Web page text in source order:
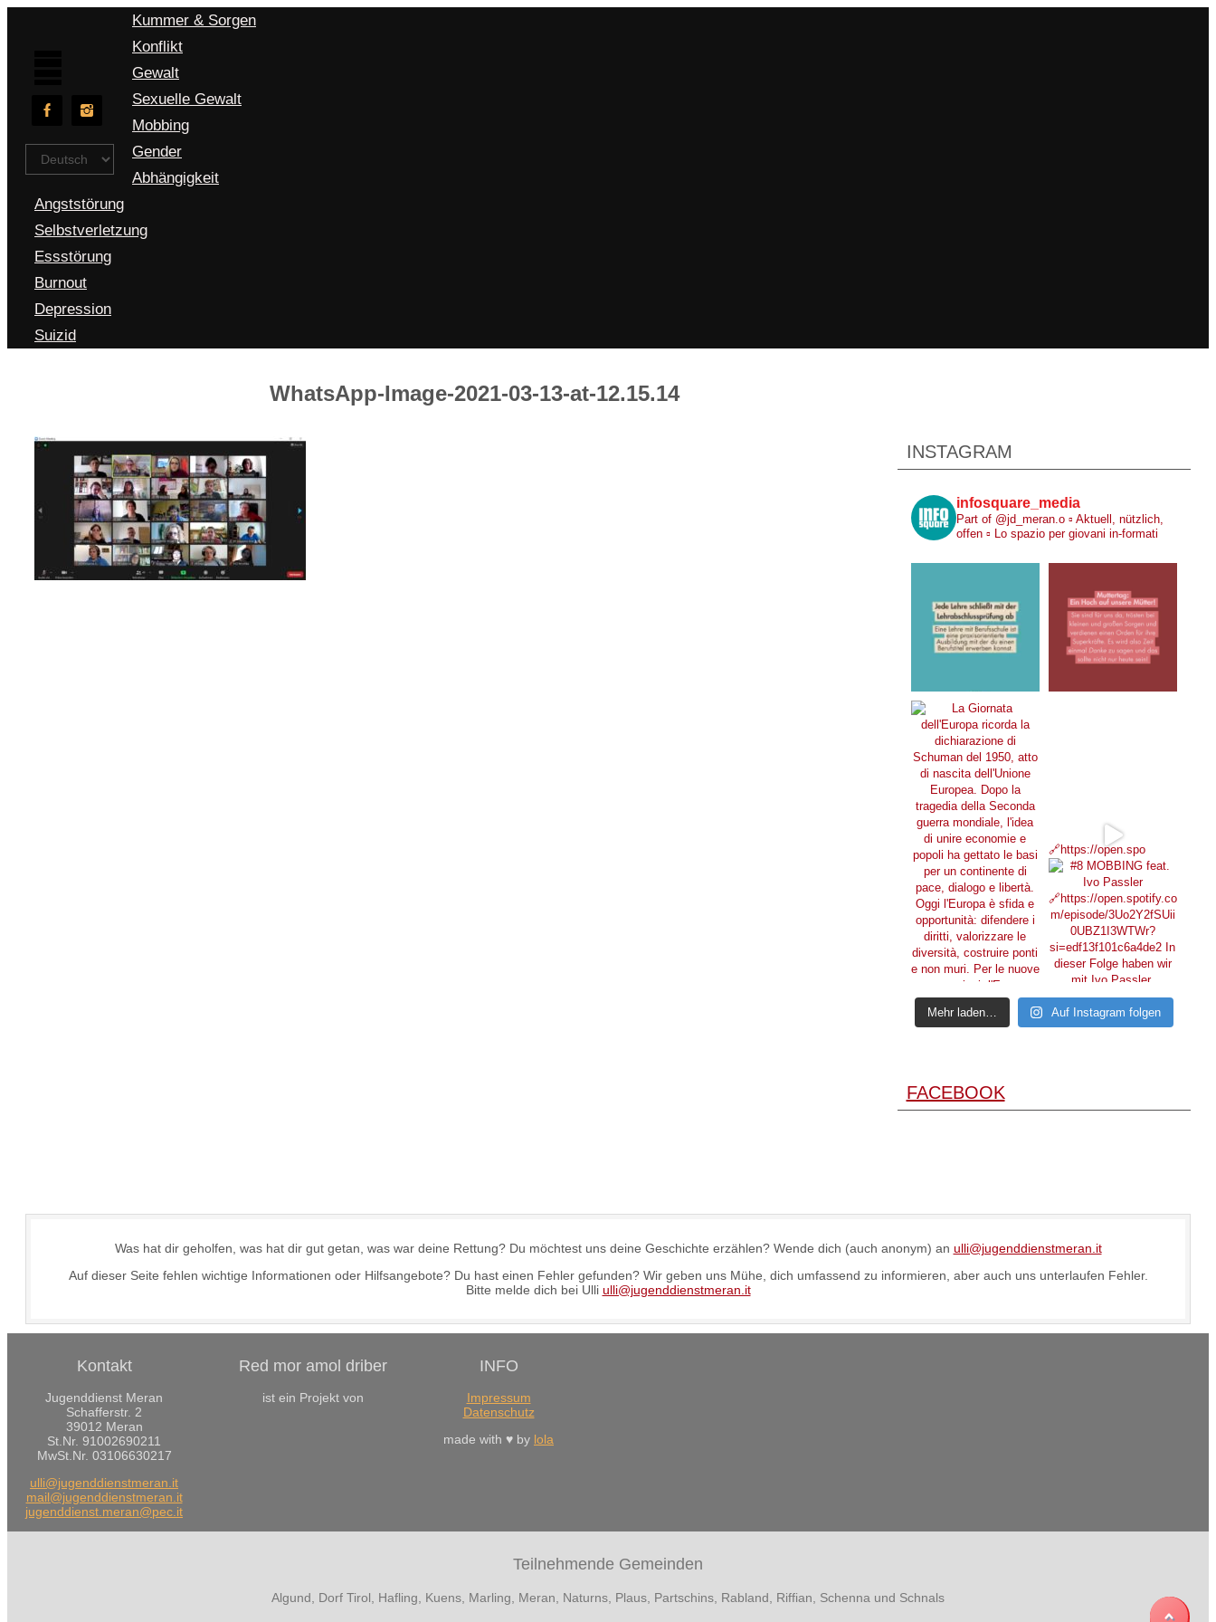
Sprache
auswählen
Kummer & Sorgen
Konflikt
Gewalt
Sexuelle Gewalt
Mobbing
Gender
Abhängigkeit
Angststörung
Selbstverletzung
Essstörung
Burnout
Depression
Suizid
WhatsApp-Image-2021-03-13-at-12.15.14
INSTAGRAM
infosquare_media
Part of @jd_meran.o▫️ Aktuell, nützlich,
offen▫️ Lo spazio per giovani in-formati
🔗https://open.spo
Mehr laden… Auf Instagram folgen
FACEBOOK
Was hat dir geholfen, was hat dir gut getan, was war deine Rettung? Du möchtest uns deine Geschichte erzählen? Wende dich (auch anonym) an ulli@jugenddienstmeran.it
Auf dieser Seite fehlen wichtige Informationen oder Hilfsangebote? Du hast einen Fehler gefunden? Wir geben uns Mühe, dich umfassend zu informieren, aber auch uns unterlaufen Fehler.
Bitte melde dich bei Ulli ulli@jugenddienstmeran.it
Kontakt
Jugenddienst Meran
Schafferstr. 2
39012 Meran
St.Nr. 91002690211
MwSt.Nr. 03106630217
ulli@jugenddienstmeran.it
mail@jugenddienstmeran.it
jugenddienst.meran@pec.it
Red mor amol driber
ist ein Projekt von
INFO
Impressum
Datenschutz
made with ♥ by lola
Teilnehmende Gemeinden
Algund, Dorf Tirol, Hafling, Kuens, Marling, Meran, Naturns, Plaus, Partschins, Rabland, Riffian, Schenna und Schnals